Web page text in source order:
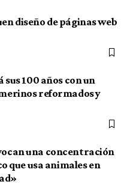
diseño de páginas web
100 años con un
reformados y
una concentración
que usa animales en